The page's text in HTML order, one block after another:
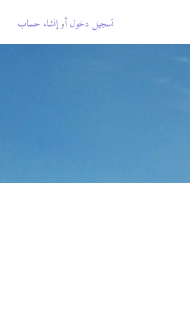
تسجيل دخول أوإنشاء حساب